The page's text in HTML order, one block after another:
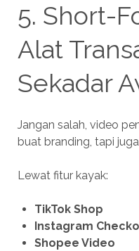
5. Short-
Alat
Sekadar
Jangan salah, video
buat branding, tapi
Lewat fitur kayak:
TikTok Shop
Instagram
Shopee Video